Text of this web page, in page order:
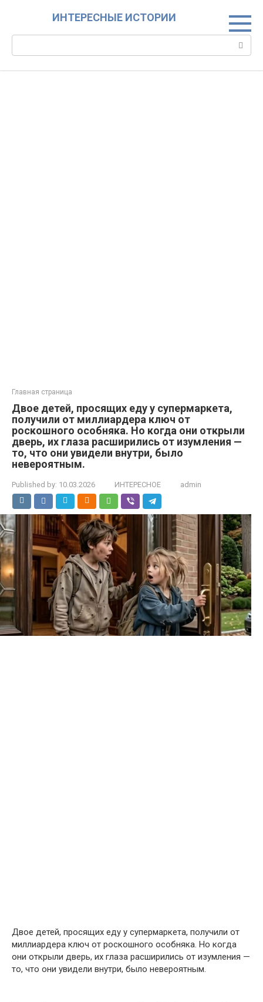
ИНТЕРЕСНЫЕ ИСТОРИИ
Главная страница
Двое детей, просящих еду у супермаркета,
получили от миллиардера ключ от
роскошного особняка. Но когда они открыли
дверь, их глаза расширились от изумления —
то, что они увидели внутри, было
невероятным.
Published by: 10.03.2026 ИНТЕРЕСНОЕ admin
Двое детей, просящих еду у супермаркета, получили от
миллиардера ключ от роскошного особняка. Но когда
они открыли дверь, их глаза расширились от изумления —
то, что они увидели внутри, было невероятным.